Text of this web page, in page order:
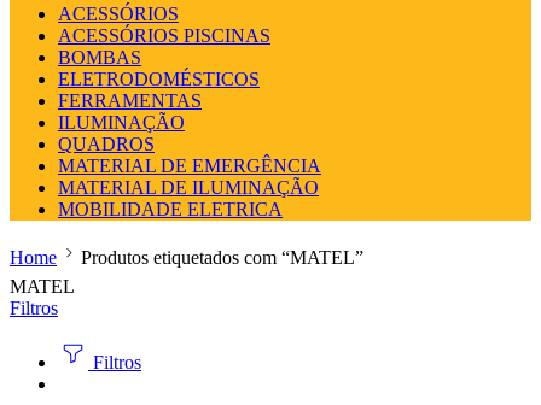
ACESSÓRIOS
ACESSÓRIOS PISCINAS
BOMBAS
ELETRODOMÉSTICOS
FERRAMENTAS
ILUMINAÇÃO
QUADROS
MATERIAL DE EMERGÊNCIA
MATERIAL DE ILUMINAÇÃO
MOBILIDADE ELETRICA
Home
Produtos etiquetados com “MATEL”
MATEL
Filtros
Filtros